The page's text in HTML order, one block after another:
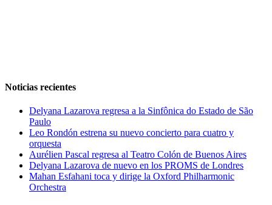
Noticias recientes
Delyana Lazarova regresa a la Sinfônica do Estado de São
Paulo
Leo Rondón estrena su nuevo concierto para cuatro y
orquesta
Aurélien Pascal regresa al Teatro Colón de Buenos Aires
Delyana Lazarova de nuevo en los PROMS de Londres
Mahan Esfahani toca y dirige la Oxford Philharmonic
Orchestra